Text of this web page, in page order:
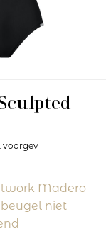
voorgev